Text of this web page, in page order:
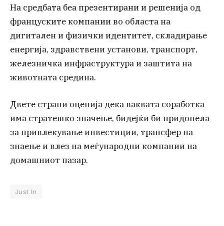
На средбата беа презентирани и решенија од
француските компании во областа на
дигитален и физички идентитет, складирање
енергија, здравствени установи, транспорт,
железничка инфраструктура и заштита на
животната средина.
Двете страни оценија дека ваквата соработка
има стратешко значење, бидејќи би придонела
за привлекување инвестиции, трансфер на
знаење и влез на меѓународни компании на
домашниот пазар.
Just In